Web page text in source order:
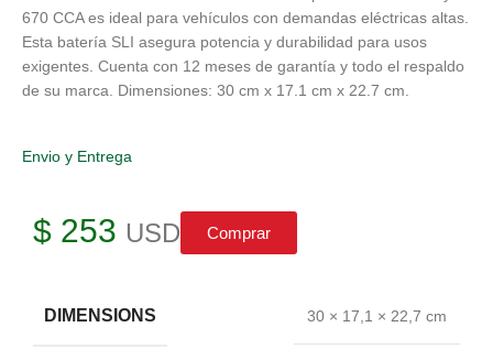
670 CCA es ideal para vehículos con demandas eléctricas altas.
Esta batería SLI asegura potencia y durabilidad para usos
exigentes. Cuenta con 12 meses de garantía y todo el respaldo
de su marca. Dimensiones: 30 cm x 17.1 cm x 22.7 cm.
Envio y Entrega
$ 253 USD Comprar
DIMENSIONS 30 × 17,1 × 22,7 cm